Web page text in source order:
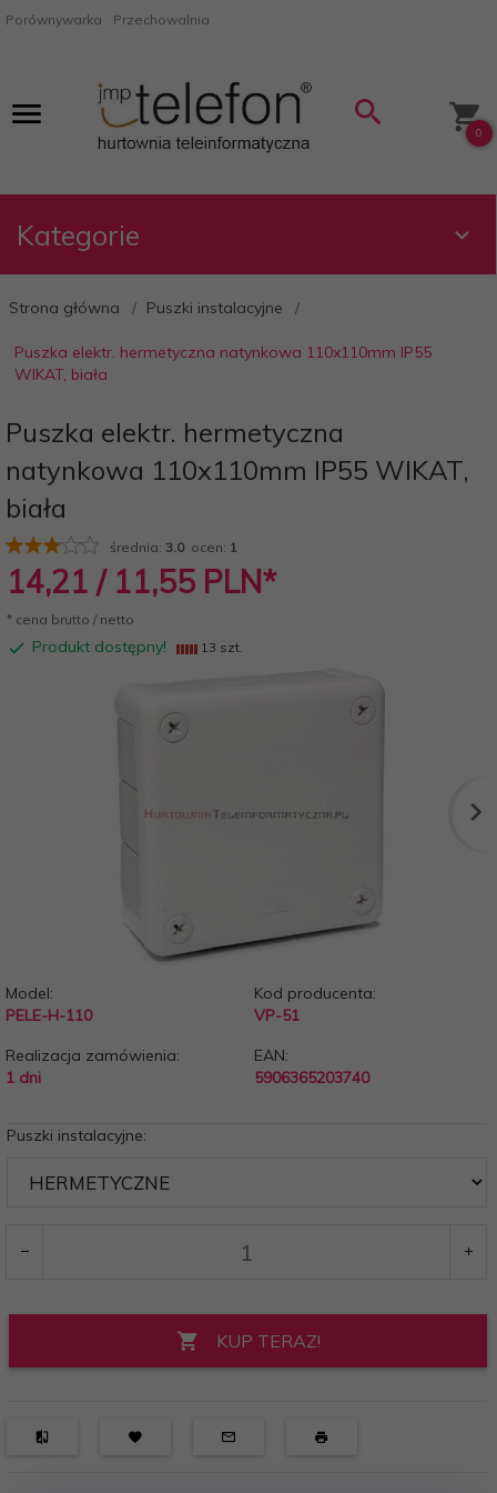
Porównywarka Przechowalnia
0
Kategorie
Strona główna Puszki instalacyjne
Puszka elektr. hermetyczna natynkowa 110x110mm IP55
WIKAT, biała
Puszka elektr. hermetyczna
natynkowa 110x110mm IP55 WIKAT,
biała
średnia: 3.0ocen: 1
14,21 / 11,55 PLN*
* cena brutto / netto
Produkt dostępny! 13 szt.
Model:
PELE-H-110
Kod producenta:
VP-51
Realizacja zamówienia:
1 dni
EAN:
5906365203740
Puszki instalacyjne:
KUP TERAZ!